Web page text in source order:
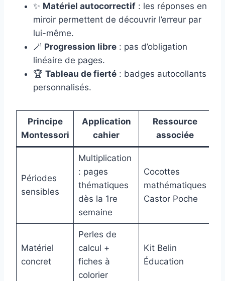
✨ Matériel autocorrectif : les réponses en
miroir permettent de découvrir l’erreur par
lui-même.
🪄 Progression libre : pas d’obligation
linéaire de pages.
🏆 Tableau de fierté : badges autocollants
personnalisés.
Principe
Montessori
Application
cahier
Ressource
associée
Périodes
sensibles
Multiplication
: pages
thématiques
dès la 1re
semaine
Cocottes
mathématiques
Castor Poche
Matériel
concret
Perles de
calcul +
fiches à
colorier
Kit Belin
Éducation